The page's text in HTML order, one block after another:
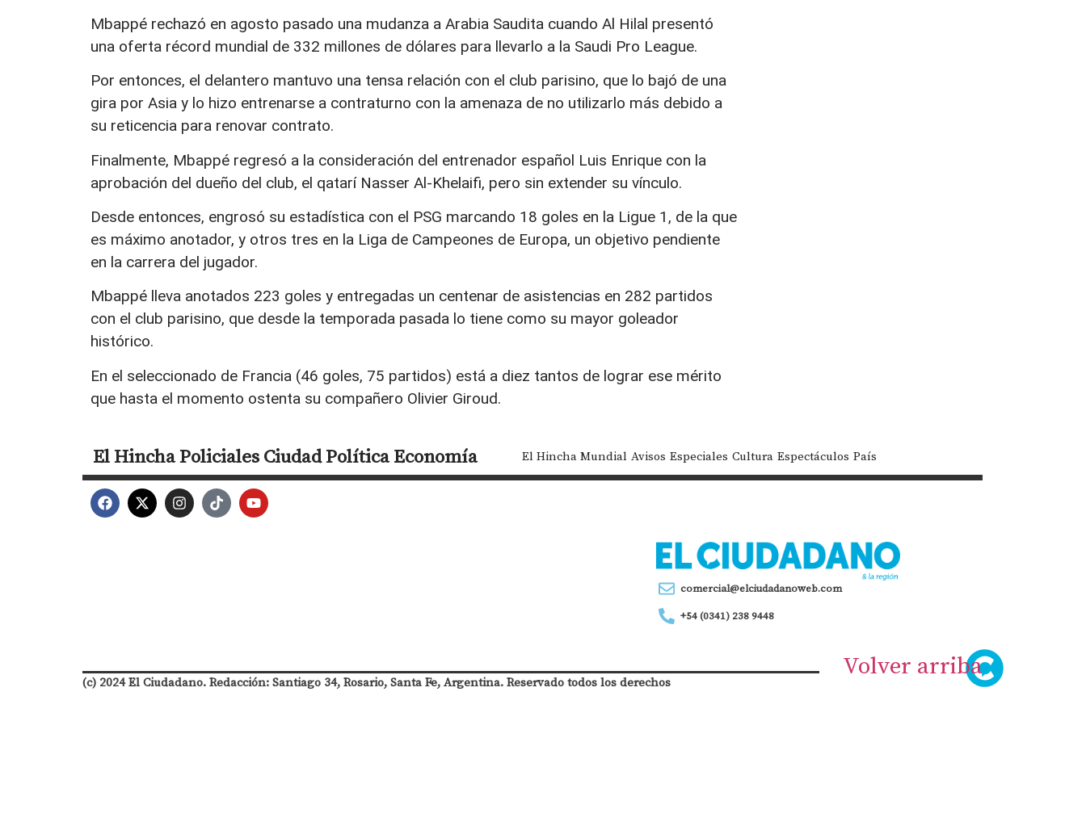
Mbappé rechazó en agosto pasado una mudanza a Arabia Saudita cuando Al Hilal presentó
una oferta récord mundial de 332 millones de dólares para llevarlo a la Saudi Pro League.
Por entonces, el delantero mantuvo una tensa relación con el club parisino, que lo bajó de una
gira por Asia y lo hizo entrenarse a contraturno con la amenaza de no utilizarlo más debido a
su reticencia para renovar contrato.
Finalmente, Mbappé regresó a la consideración del entrenador español Luis Enrique con la
aprobación del dueño del club, el qatarí Nasser Al-Khelaifi, pero sin extender su vínculo.
Desde entonces, engrosó su estadística con el PSG marcando 18 goles en la Ligue 1, de la que
es máximo anotador, y otros tres en la Liga de Campeones de Europa, un objetivo pendiente
en la carrera del jugador.
Mbappé lleva anotados 223 goles y entregadas un centenar de asistencias en 282 partidos
con el club parisino, que desde la temporada pasada lo tiene como su mayor goleador
histórico.
En el seleccionado de Francia (46 goles, 75 partidos) está a diez tantos de lograr ese mérito
que hasta el momento ostenta su compañero Olivier Giroud.
El HinchaPolicialesCiudadPolíticaEconomía El Hincha Mundial Avisos Especiales Cultura Espectáculos País
comercial@elciudadanoweb.com
+54 (0341) 238 9448
(c) 2024 El Ciudadano. Redacción: Santiago 34, Rosario, Santa Fe, Argentina. Reservado todos los derechos
Volver arriba